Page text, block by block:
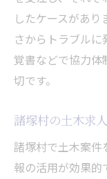
したケースがあ
さからトラブル
覚書などで協力
切です。
諸塚村の土木求
諸塚村で土木案件
報の活用が効果的